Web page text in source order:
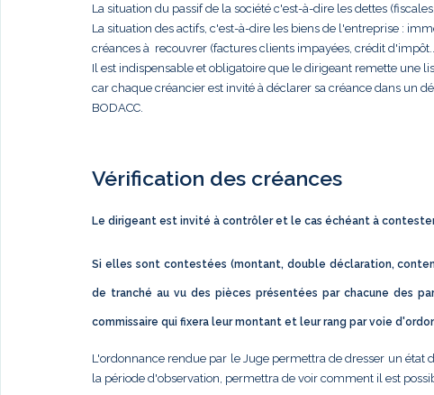
La situation du passif de la société c'est-à-dire les dettes
La situation des actifs, c'est-à-dire les biens de l'entreprise :
créances à recouvrer (factures clients impayées, crédit
Il est indispensable et obligatoire que le dirigeant remette une
car chaque créancier est invité à déclarer sa créance dans un
BODACC.
Vérification des créances
Le dirigeant est invité à contrôler et le cas échéant à
Si elles sont contestées (montant, double déclaration,
de tranché au vu des pièces présentées par chacune des
commissaire qui fixera leur montant et leur rang par voie
L'ordonnance rendue par le Juge permettra de dresser un état
la période d'observation, permettra de voir comment il est